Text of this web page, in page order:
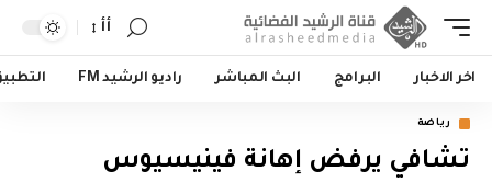
أأ
اخر الاخبار البرامج البث المباشر راديو الرشيد FM
رياضة
تشافي يرفض إهانة فينيسيوس